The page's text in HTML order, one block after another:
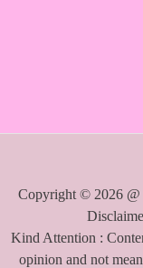
Copyright © 2026 @
Kind Attention :
opinion and not